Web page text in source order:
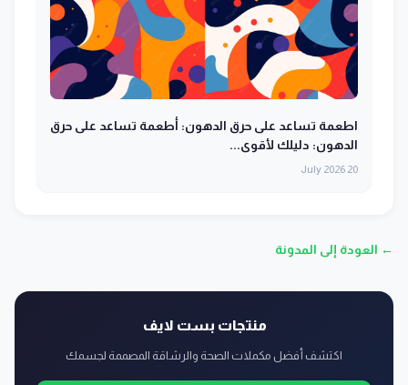
اطعمة تساعد على حرق الدهون: أطعمة تساعد على حرق
الدهون: دليلك لأقوى...
20 July 2026
← العودة إلى المدونة
منتجات بست لايف
اكتشف أفضل مكملات الصحة والرشاقة المصممة لجسمك